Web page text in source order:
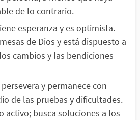
de lo contrario.
esperanza y es optimista.
de Dios y está dispuesto a
cambios y las bendiciones
persevera y permanece con
de las pruebas y dificultades.
activo; busca soluciones a los